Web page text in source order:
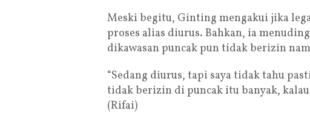
Meski begitu, Ginting mengakui jika
proses alias diurus. Bahkan, ia
dikawasan puncak pun tidak berizin
“Sedang diurus, tapi saya tidak tahu
tidak berizin di puncak itu banyak, kalau
(Rifai)